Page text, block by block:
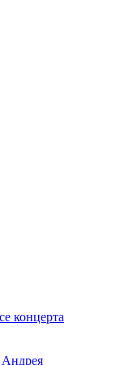
концерта
Андрея